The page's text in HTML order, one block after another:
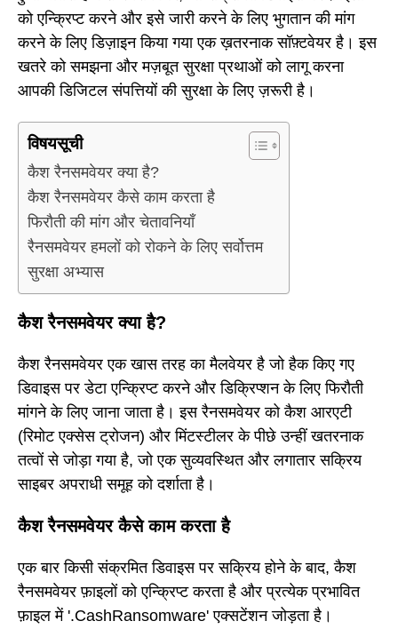
को एन्क्रिप्ट करने और इसे जारी करने के लिए भुगतान की मांग
करने के लिए डिज़ाइन किया गया एक ख़तरनाक सॉफ़्टवेयर है। इस
खतरे को समझना और मज़बूत सुरक्षा प्रथाओं को लागू करना
आपकी डिजिटल संपत्तियों की सुरक्षा के लिए ज़रूरी है।
विषयसूची
कैश रैनसमवेयर क्या है?
कैश रैनसमवेयर कैसे काम करता है
फिरौती की मांग और चेतावनियाँ
रैनसमवेयर हमलों को रोकने के लिए सर्वोत्तम
सुरक्षा अभ्यास
कैश रैनसमवेयर क्या है?
कैश रैनसमवेयर एक खास तरह का मैलवेयर है जो हैक किए गए
डिवाइस पर डेटा एन्क्रिप्ट करने और डिक्रिप्शन के लिए फिरौती
मांगने के लिए जाना जाता है। इस रैनसमवेयर को कैश आरएटी
(रिमोट एक्सेस ट्रोजन) और मिंटस्टीलर के पीछे उन्हीं खतरनाक
तत्वों से जोड़ा गया है, जो एक सुव्यवस्थित और लगातार सक्रिय
साइबर अपराधी समूह को दर्शाता है।
कैश रैनसमवेयर कैसे काम करता है
एक बार किसी संक्रमित डिवाइस पर सक्रिय होने के बाद, कैश
रैनसमवेयर फ़ाइलों को एन्क्रिप्ट करता है और प्रत्येक प्रभावित
फ़ाइल में '.CashRansomware' एक्सटेंशन जोड़ता है।